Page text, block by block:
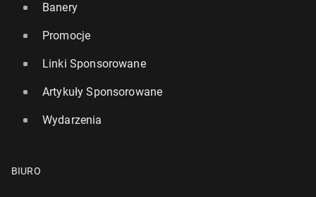
Banery
Promocje
Linki Sponsorowane
Artykuły Sponsorowane
Wydarzenia
BIURO